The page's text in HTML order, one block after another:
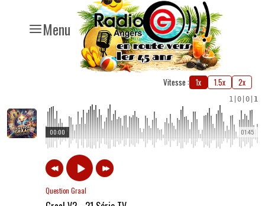
Menu
Vitesse : 1x 1.5x 2x
1 0 0 1
01:45
00:00
Question Graal